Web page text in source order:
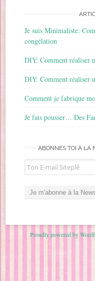
Je suis Minimaliste:
congélation
DIY: Comment réaliser
DIY: Comment réaliser
Comment je fabrique
Je fais pousser… Des
ABONNES TOI À LA
Proudly powered by